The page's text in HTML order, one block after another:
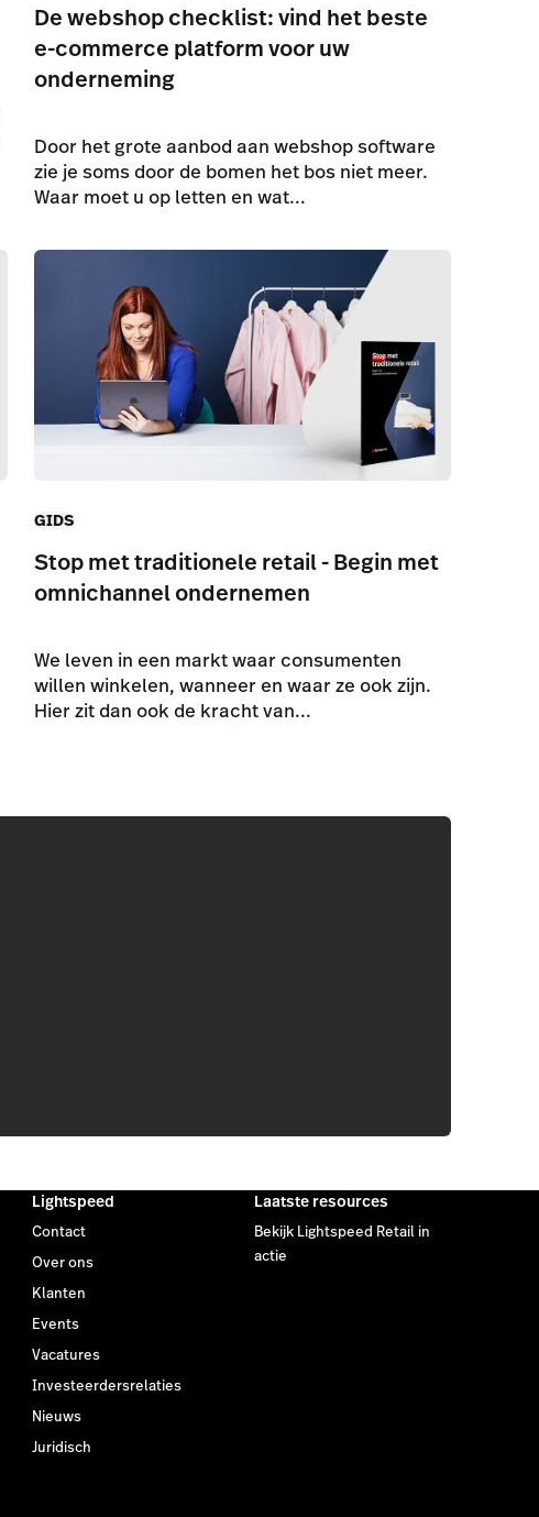
De webshop checklist: vind het beste
e-commerce platform voor uw
onderneming
Door het grote aanbod aan webshop software
zie je soms door de bomen het bos niet meer.
Waar moet u op letten en wat...
GIDS
Stop met traditionele retail - Begin met
omnichannel ondernemen
We leven in een markt waar consumenten
willen winkelen, wanneer en waar ze ook zijn.
Hier zit dan ook de kracht van...
Lightspeed
Contact
Over ons
Klanten
Events
Vacatures
Investeerdersrelaties
Nieuws
Juridisch
Laatste resources
Bekijk Lightspeed Retail in
actie